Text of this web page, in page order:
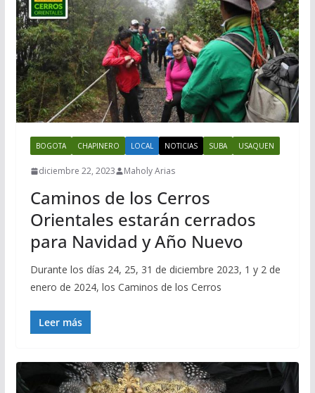
BOGOTA CHAPINERO LOCAL NOTICIAS SUBA USAQUEN
diciembre 22, 2023 Maholy Arias
Caminos de los Cerros
Orientales estarán cerrados
para Navidad y Año Nuevo
Durante los días 24, 25, 31 de diciembre 2023, 1 y 2 de
enero de 2024, los Caminos de los Cerros
Leer más